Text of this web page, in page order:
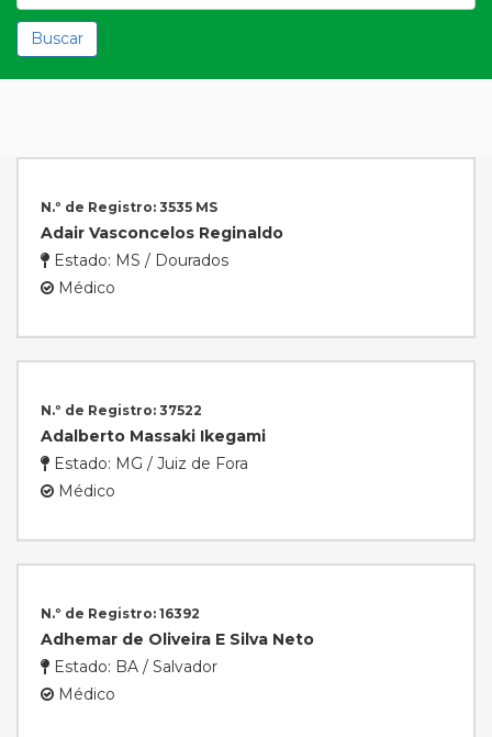
Buscar
N.º de Registro: 3535 MS
Adair Vasconcelos Reginaldo
Estado: MS / Dourados
Médico
N.º de Registro: 37522
Adalberto Massaki Ikegami
Estado: MG / Juiz de Fora
Médico
N.º de Registro: 16392
Adhemar de Oliveira E Silva Neto
Estado: BA / Salvador
Médico